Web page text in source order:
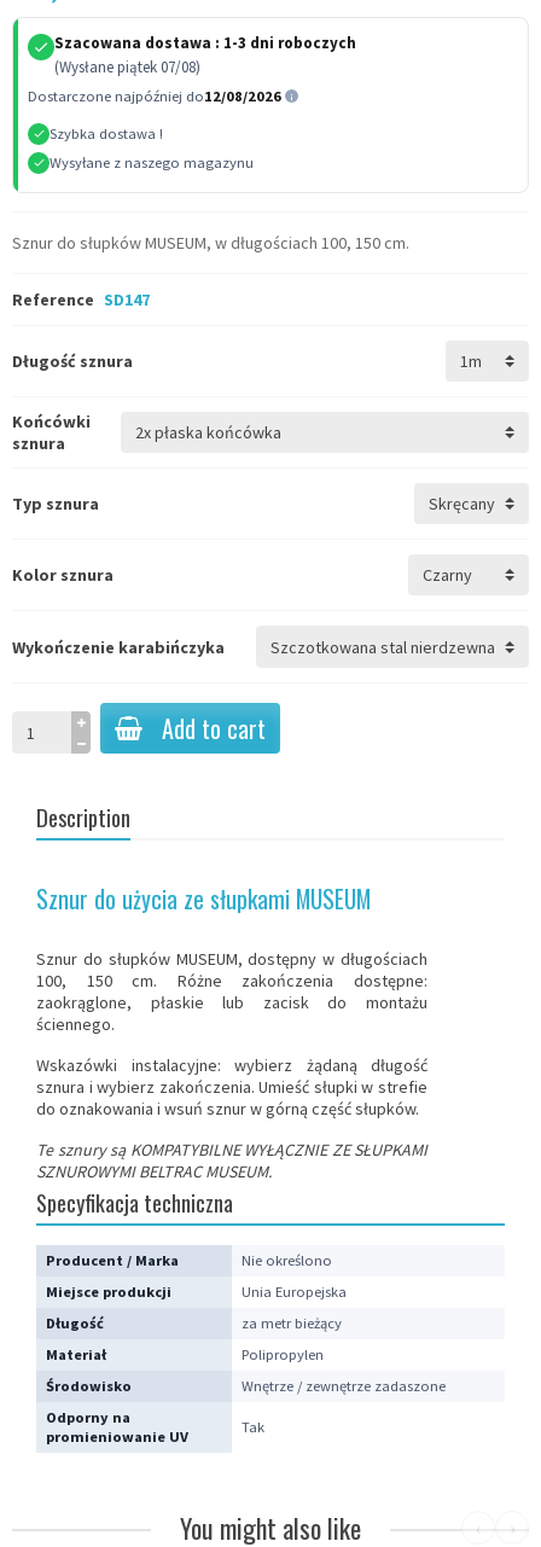
Szacowana dostawa : 1-3 dni roboczych
(Wysłane piątek 07/08)
Dostarczone najpóźniej do12/08/2026
Szybka dostawa !
Wysyłane z naszego magazynu
Sznur do słupków MUSEUM, w długościach 100, 150 cm.
Reference SD147
Długość sznura
Końcówki
sznura
Typ sznura
Kolor sznura
Wykończenie karabińczyka
Add to cart
Description
Sznur do użycia ze słupkami MUSEUM
Sznur do słupkówMUSEUM, dostępny w długościach
100, 150 cm. Różne zakończenia dostępne:
zaokrąglone, płaskie lub zacisk do montażu
ściennego.
Wskazówki instalacyjne: wybierz żądaną długość
sznura i wybierz zakończenia. Umieść słupki w strefie
do oznakowania i wsuń sznur w górną część słupków.
Te sznury są KOMPATYBILNE WYŁĄCZNIE ZE SŁUPKAMI
SZNUROWYMI BELTRAC MUSEUM.
Specyfikacja techniczna
Producent / Marka
Nie określono
Miejsce produkcji
Unia Europejska
Długość
za metr bieżący
Materiał
Polipropylen
Środowisko
Wnętrze / zewnętrze zadaszone
Odporny na
promieniowanie UV
Tak
You might also like ‹ ›